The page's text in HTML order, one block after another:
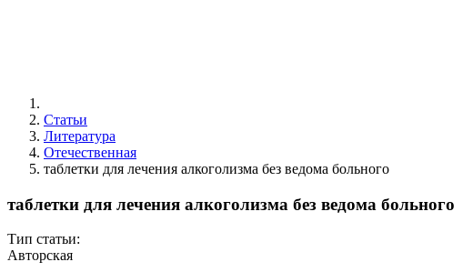
Статьи
Литература
Отечественная
таблетки для лечения алкоголизма без ведома больного
таблетки для лечения алкоголизма без ведома больного
Тип статьи:
Авторская